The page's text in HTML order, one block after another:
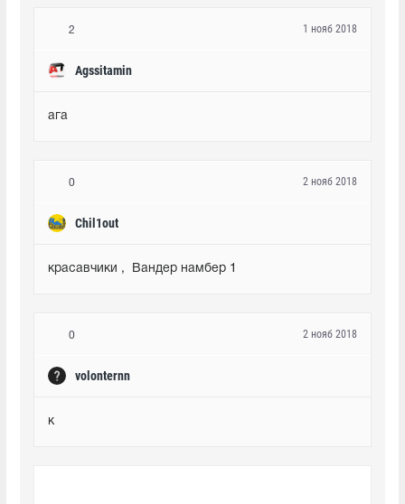
2
Agssitamin
1 нояб 2018
ага
0
Chil1out
2 нояб 2018
красавчики ,  Вандер намбер 1
0
volonternn
2 нояб 2018
к